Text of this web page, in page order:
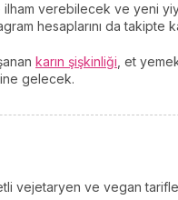
verebilecek ve yeni
hesaplarını da takipte
karın şişkinliği , et
gelecek.
vejetaryen ve vegan